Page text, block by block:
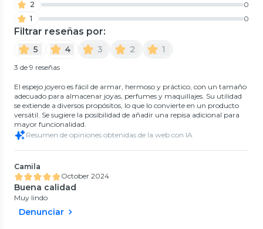
2
0
1
0
Filtrar reseñas por:
5 4 3 2 1
3 de 9 reseñas
El espejo joyero es fácil de armar, hermoso y práctico, con un tamaño
adecuado para almacenar joyas, perfumes y maquillajes. Su utilidad
se extiende a diversos propósitos, lo que lo convierte en un producto
versátil. Se sugiere la posibilidad de añadir una repisa adicional para
mayor funcionalidad.
Resumen de opiniones obtenidas de la web con IA
Camila
October 2024
Buena calidad
Muy lindo
Denunciar